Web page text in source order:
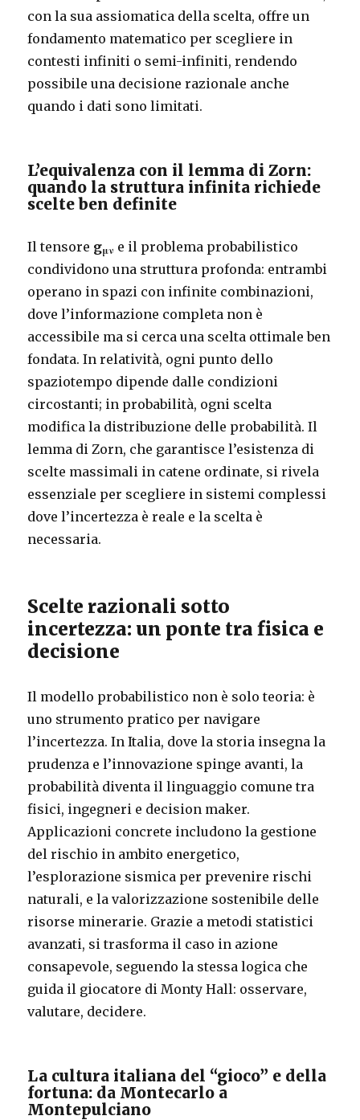
con la sua assiomatica della scelta, offre un
fondamento matematico per scegliere in
contesti infiniti o semi-infiniti, rendendo
possibile una decisione razionale anche
quando i dati sono limitati.
L’equivalenza con il lemma di Zorn:
quando la struttura infinita richiede
scelte ben definite
Il tensore gμν e il problema probabilistico
condividono una struttura profonda: entrambi
operano in spazi con infinite combinazioni,
dove l’informazione completa non è
accessibile ma si cerca una scelta ottimale ben
fondata. In relatività, ogni punto dello
spaziotempo dipende dalle condizioni
circostanti; in probabilità, ogni scelta
modifica la distribuzione delle probabilità. Il
lemma di Zorn, che garantisce l’esistenza di
scelte massimali in catene ordinate, si rivela
essenziale per scegliere in sistemi complessi
dove l’incertezza è reale e la scelta è
necessaria.
Scelte razionali sotto
incertezza: un ponte tra fisica e
decisione
Il modello probabilistico non è solo teoria: è
uno strumento pratico per navigare
l’incertezza. In Italia, dove la storia insegna la
prudenza e l’innovazione spinge avanti, la
probabilità diventa il linguaggio comune tra
fisici, ingegneri e decision maker.
Applicazioni concrete includono la gestione
del rischio in ambito energetico,
l’esplorazione sismica per prevenire rischi
naturali, e la valorizzazione sostenibile delle
risorse minerarie. Grazie a metodi statistici
avanzati, si trasforma il caso in azione
consapevole, seguendo la stessa logica che
guida il giocatore di Monty Hall: osservare,
valutare, decidere.
La cultura italiana del “gioco” e della
fortuna: da Montecarlo a
Montepulciano